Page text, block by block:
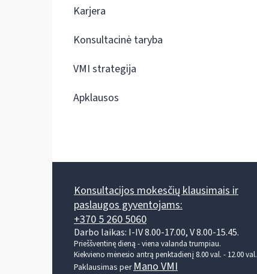
Karjera
Konsultacinė taryba
VMI strategija
Apklausos
Konsultacijos mokesčių klausimais ir
paslaugos gyventojams:
+370 5 260 5060
Darbo laikas: I-IV 8.00-17.00, V 8.00-15.45.
Prieššventinę dieną - viena valanda trumpiau.
Kiekvieno mėnesio antrą penktadienį 8.00 val. - 12.00 val.
Paklausimas per Mano VMI